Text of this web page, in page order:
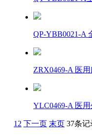
QP-YBB0021-A
ZRX0469-A 医
YLC0469-A 医
1 2 下一页 末页 37条记